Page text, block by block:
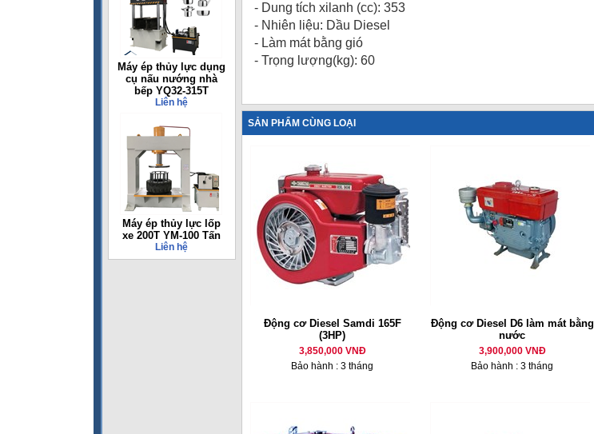
Máy ép thủy lực dụng
cụ nấu nướng nhà
bếp YQ32-315T
Liên hệ
Máy ép thủy lực lốp
xe 200T YM-100 Tấn
Liên hệ
- Dung tích xilanh (cc): 353
- Nhiên liệu: Dầu Diesel
- Làm mát bằng gió
- Trọng lượng(kg): 60
SẢN PHẨM CÙNG LOẠI
Động cơ Diesel Samdi 165F
(3HP)
3,850,000 VNĐ
Bảo hành : 3 tháng
Động cơ Diesel D6 làm mát bằng
nước
3,900,000 VNĐ
Bảo hành : 3 tháng